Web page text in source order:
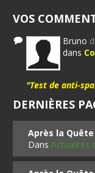
VOS
Bruno
dans
"Test de anti-
DERNIÈRES
Après la Quête
DansActualités